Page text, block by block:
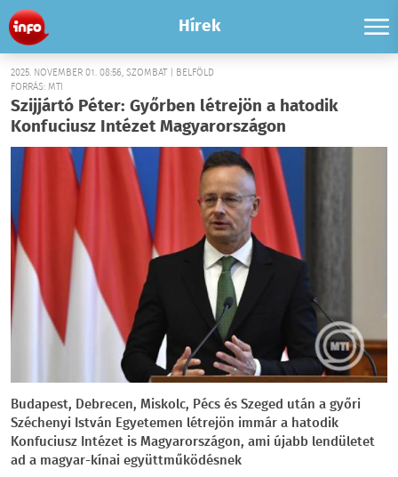
Hírek
2025. NOVEMBER 01. 08:56, SZOMBAT | BELFÖLD
FORRÁS: MTI
Szijjártó Péter: Győrben létrejön a hatodik
Konfuciusz Intézet Magyarországon
Budapest, Debrecen, Miskolc, Pécs és Szeged után a győri
Széchenyi István Egyetemen létrejön immár a hatodik
Konfuciusz Intézet is Magyarországon, ami újabb lendületet
ad a magyar-kínai együttműködésnek